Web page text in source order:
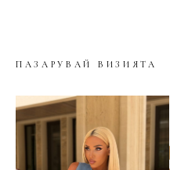
ПАЗАРУВАЙ ВИЗИЯТА